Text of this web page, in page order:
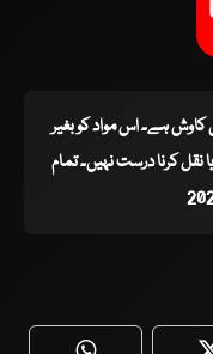
کی کاوش ہے۔ اس مواد کو بغیر
کرنا درست نہیں۔ تمام